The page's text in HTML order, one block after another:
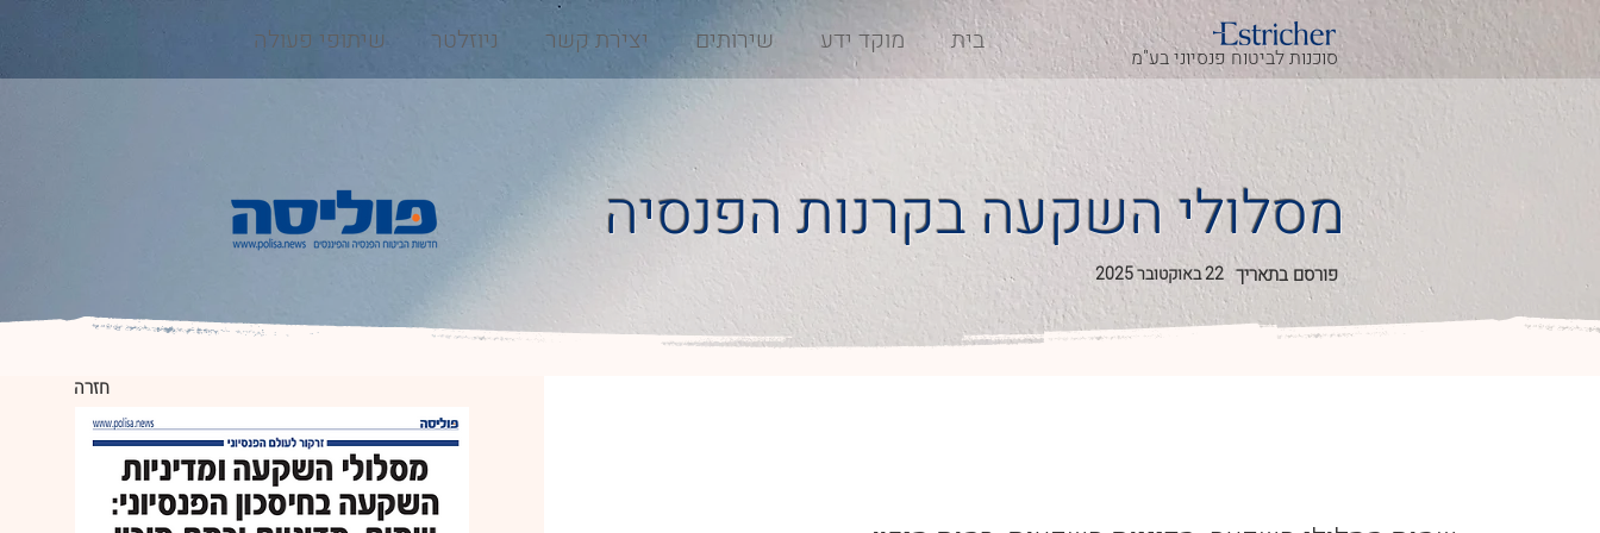
בית מוקד ידע שירותים יצירת קשר ניוזלטר שיתופי פעולה
סוכנות לביטוח פנסיוני בע"מ
מסלולי השקעה בקרנות הפנסיה
22 באוקטובר 2025 פורסם בתאריך
חזרה